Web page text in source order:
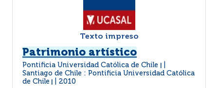
Texto impreso
Patrimonio artístico
Pontificia Universidad Católica de Chile
Santiago de Chile : Pontificia Universidad Católica
de Chile
2010